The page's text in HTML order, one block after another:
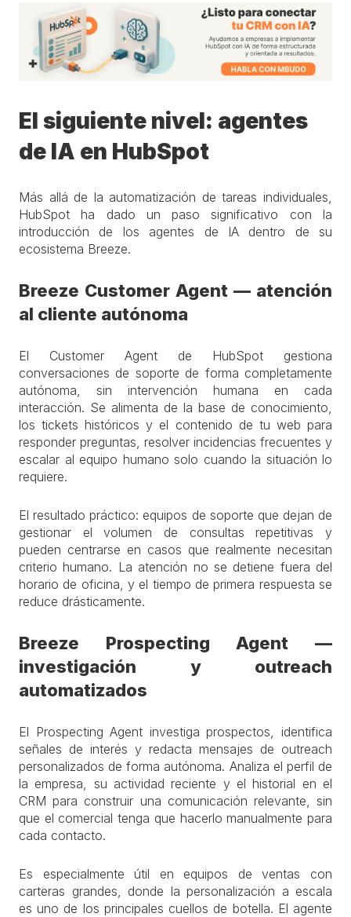
El siguiente nivel: agentes
de IA en HubSpot
Más allá de la automatización de tareas individuales,
HubSpot ha dado un paso significativo con la
introducción de los agentes de IA dentro de su
ecosistema Breeze.
Breeze Customer Agent — atención
al cliente autónoma
El Customer Agent de HubSpot gestiona
conversaciones de soporte de forma completamente
autónoma, sin intervención humana en cada
interacción. Se alimenta de la base de conocimiento,
los tickets históricos y el contenido de tu web para
responder preguntas, resolver incidencias frecuentes y
escalar al equipo humano solo cuando la situación lo
requiere.
El resultado práctico: equipos de soporte que dejan de
gestionar el volumen de consultas repetitivas y
pueden centrarse en casos que realmente necesitan
criterio humano. La atención no se detiene fuera del
horario de oficina, y el tiempo de primera respuesta se
reduce drásticamente.
Breeze Prospecting Agent —
investigación y outreach
automatizados
El Prospecting Agent investiga prospectos, identifica
señales de interés y redacta mensajes de outreach
personalizados de forma autónoma. Analiza el perfil de
la empresa, su actividad reciente y el historial en el
CRM para construir una comunicación relevante, sin
que el comercial tenga que hacerlo manualmente para
cada contacto.
Es especialmente útil en equipos de ventas con
carteras grandes, donde la personalización a escala
es uno de los principales cuellos de botella. El agente